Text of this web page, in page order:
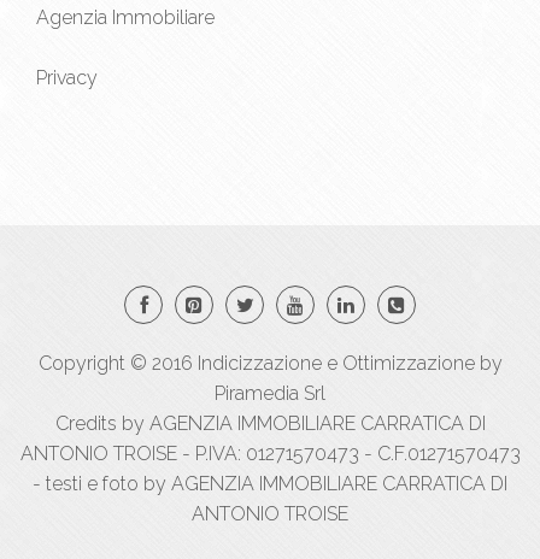
Agenzia Immobiliare
Privacy
Copyright © 2016 Indicizzazionee Ottimizzazioneby
Piramedia Srl
Credits by AGENZIA IMMOBILIARE CARRATICA DI
ANTONIO TROISE - P.IVA: 01271570473 - C.F.01271570473
- testi e foto by AGENZIA IMMOBILIARE CARRATICA DI
ANTONIO TROISE